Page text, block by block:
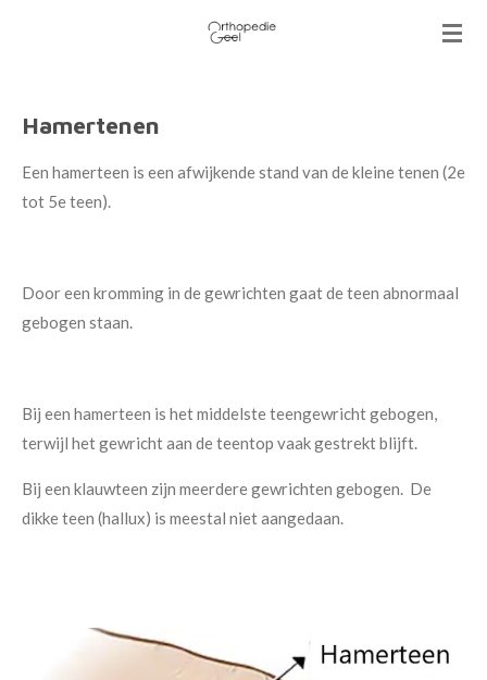
Hamertenen
Een hamerteen is een afwijkende stand van de kleine tenen (2e
tot 5e teen).
Door een kromming in de gewrichten gaat de teen abnormaal
gebogen staan.
Bij een hamerteen is het middelste teengewricht gebogen,
terwijl het gewricht aan de teentop vaak gestrekt blijft.
Bij een klauwteen zijn meerdere gewrichten gebogen. De
dikke teen (hallux) is meestal niet aangedaan.